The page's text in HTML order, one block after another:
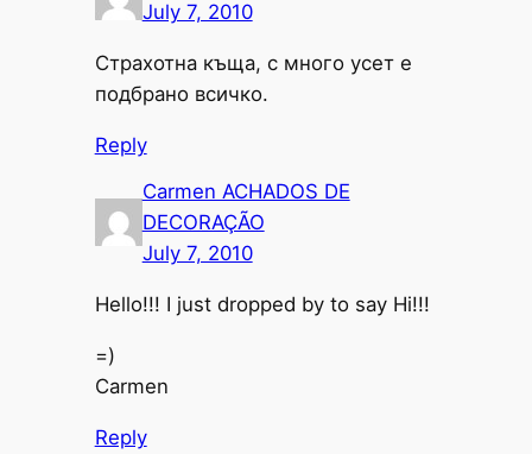
July 7, 2010
Страхотна къща, с много усет е
подбрано всичко.
Reply
Carmen ACHADOS DE
DECORAÇÃO
July 7, 2010
Hello!!! I just dropped by to say Hi!!!
=)
Carmen
Reply